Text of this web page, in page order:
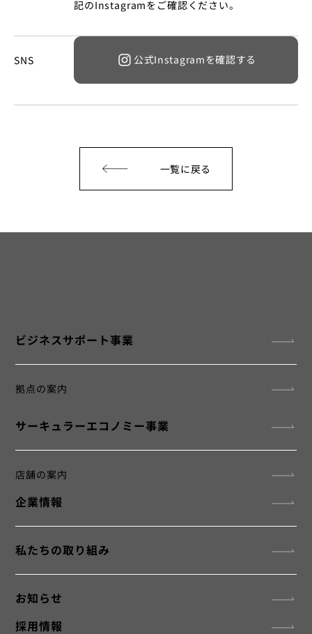
記のInstagramをご確認ください。
SNS 公式Instagramを確認する
一覧に戻る
​ビジネスサポート事業
拠点の案内
サーキュラーエコノミー事業
店舗の案内
企業情報
私たちの取り組み
お知らせ
採用情報